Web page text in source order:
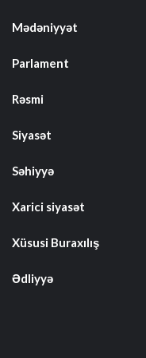
Mədəniyyət
Parlament
Rəsmi
Siyasət
Səhiyyə
Xarici siyasət
Xüsusi Buraxılış
Ədliyyə